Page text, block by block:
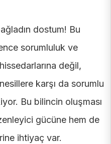
dostum! Bu
sorumluluk ve
değil,
karşı da sorumlu
Bu bilincin oluşması
gücüne hem de
ihtiyaç var.